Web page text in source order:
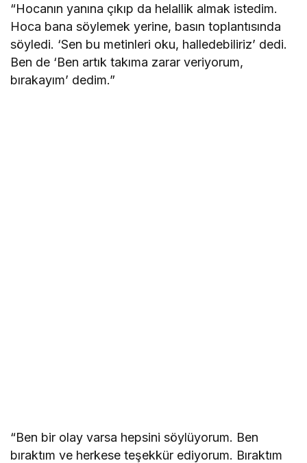
“Hocanın yanına çıkıp da helallik almak istedim.
Hoca bana söylemek yerine, basın toplantısında
söyledi. ‘Sen bu metinleri oku, halledebiliriz’ dedi.
Ben de ‘Ben artık takıma zarar veriyorum,
bırakayım’ dedim.”
“Ben bir olay varsa hepsini söylüyorum. Ben
bıraktım ve herkese teşekkür ediyorum. Bıraktım